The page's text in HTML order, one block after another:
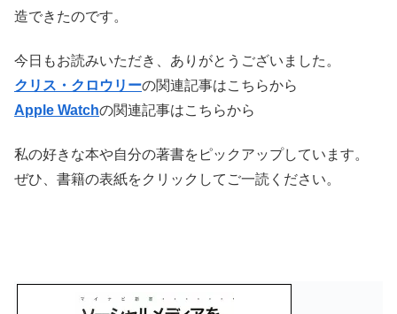
造できたのです。
今日もお読みいただき、ありがとうございました。
クリス・クロウリーの関連記事はこちらから
Apple Watchの関連記事はこちらから
私の好きな本や自分の著書をピックアップしています。
ぜひ、書籍の表紙をクリックしてご一読ください。